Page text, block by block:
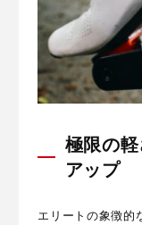
極限の
アップ
エリートの象徴的